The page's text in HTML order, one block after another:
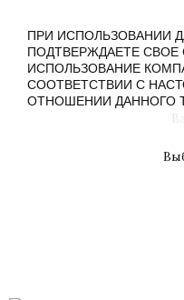
ПРИ ИСПОЛЬЗОВАНИИ
ПОДТВЕРЖДАЕТЕ СВОЕ
ИСПОЛЬЗОВАНИЕ
СООТВЕТСТВИИ С
ОТНОШЕНИИ ДАННОГО